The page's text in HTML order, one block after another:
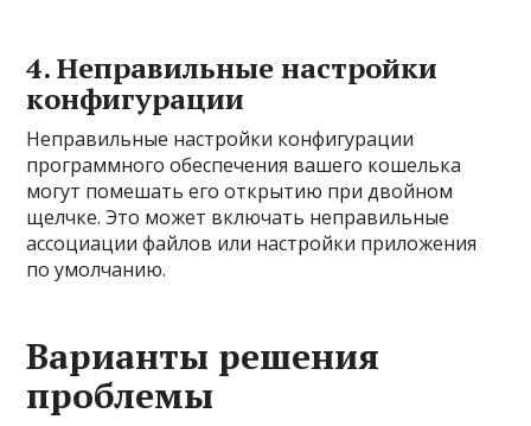
4. Неправильные настройки
конфигурации
Неправильные настройки конфигурации
программного обеспечения вашего кошелька
могут помешать его открытию при двойном
щелчке. Это может включать неправильные
ассоциации файлов или настройки приложения
по умолчанию.
Варианты решения
проблемы